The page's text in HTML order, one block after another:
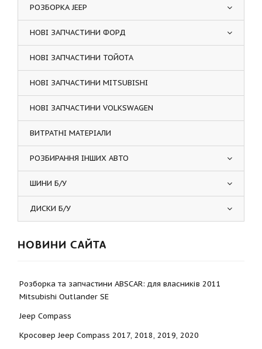
РОЗБОРКА JEEP
НОВІ ЗАПЧАСТИНИ ФОРД
НОВІ ЗАПЧАСТИНИ ТОЙОТА
НОВІ ЗАПЧАСТИНИ MITSUBISHI
НОВІ ЗАПЧАСТИНИ VOLKSWAGEN
ВИТРАТНІ МАТЕРІАЛИ
РОЗБИРАННЯ ІНШИХ АВТО
ШИНИ Б/У
ДИСКИ Б/У
НОВИНИ САЙТА
Розборка та запчастини ABSCAR: для власників 2011
Mitsubishi Outlander SE
Jeep Compass
Кросовер Jeep Compass 2017, 2018, 2019, 2020